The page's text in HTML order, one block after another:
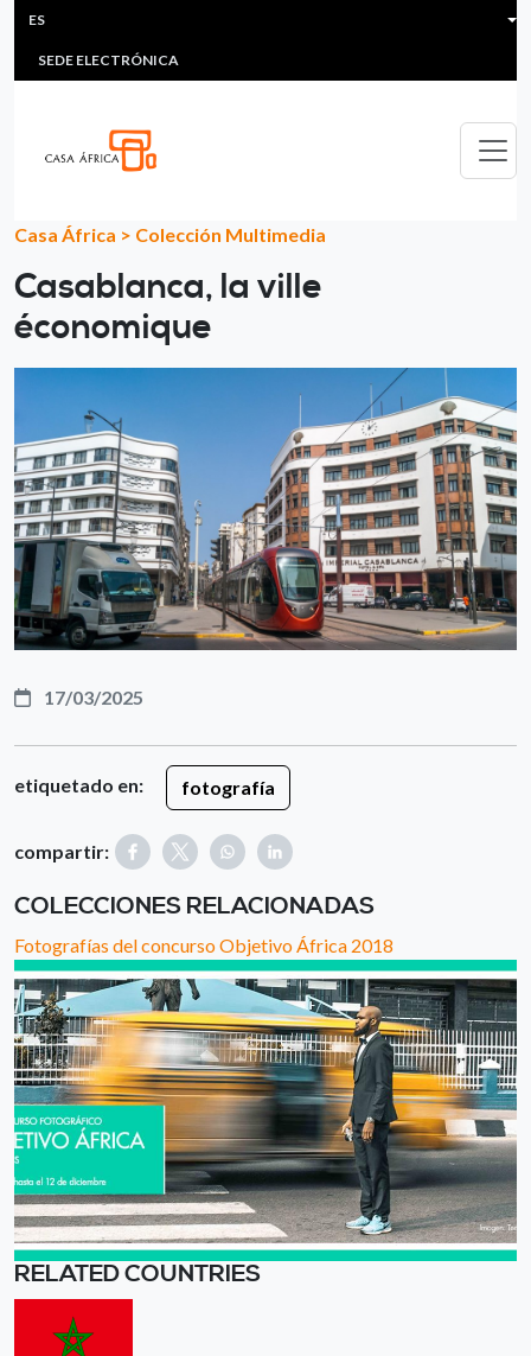
Pasar al contenido principal
HEADER MENU
MULTIMEDIA
SEDE ELECTRÓNICA
ES
Casa África > Colección Multimedia
Casablanca, la ville
économique
17/03/2025
etiquetado en: fotografía
compartir:
COLECCIONES RELACIONADAS
Fotografías del concurso Objetivo África 2018
RELATED COUNTRIES